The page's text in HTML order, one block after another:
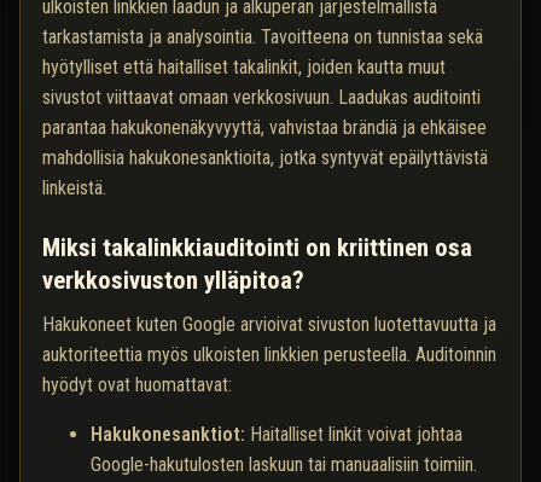
ulkoisten linkkien laadun ja alkuperän järjestelmällistä
tarkastamista ja analysointia. Tavoitteena on tunnistaa sekä
hyötylliset että haitalliset takalinkit, joiden kautta muut
sivustot viittaavat omaan verkkosivuun. Laadukas auditointi
parantaa hakukonenäkyvyyttä, vahvistaa brändiä ja ehkäisee
mahdollisia hakukonesanktioita, jotka syntyvät epäilyttävistä
linkeistä.
Miksi takalinkkiauditointi on kriittinen osa
verkkosivuston ylläpitoa?
Hakukoneet kuten Google arvioivat sivuston luotettavuutta ja
auktoriteettia myös ulkoisten linkkien perusteella. Auditoinnin
hyödyt ovat huomattavat:
Hakukonesanktiot: Haitalliset linkit voivat johtaa
Google-hakutulosten laskuun tai manuaalisiin toimiin.